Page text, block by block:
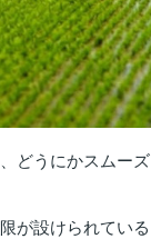
どうにかスムーズ
が設けられている